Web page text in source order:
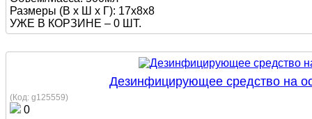
Размеры (В х Ш х Г): 17х8х8
УЖЕ В КОРЗИНЕ – 0 ШТ.
Дезинфицирующее средство на
(Код: g125559)
0